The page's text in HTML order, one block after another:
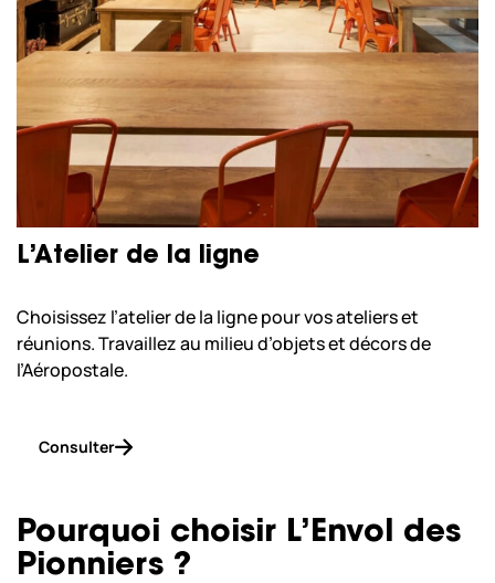
L’Atelier de la ligne
Choisissez l’atelier de la ligne pour vos ateliers et
réunions. Travaillez au milieu d’objets et décors de
l’Aéropostale.
Consulter
Pourquoi choisir L’Envol des
Pionniers ?